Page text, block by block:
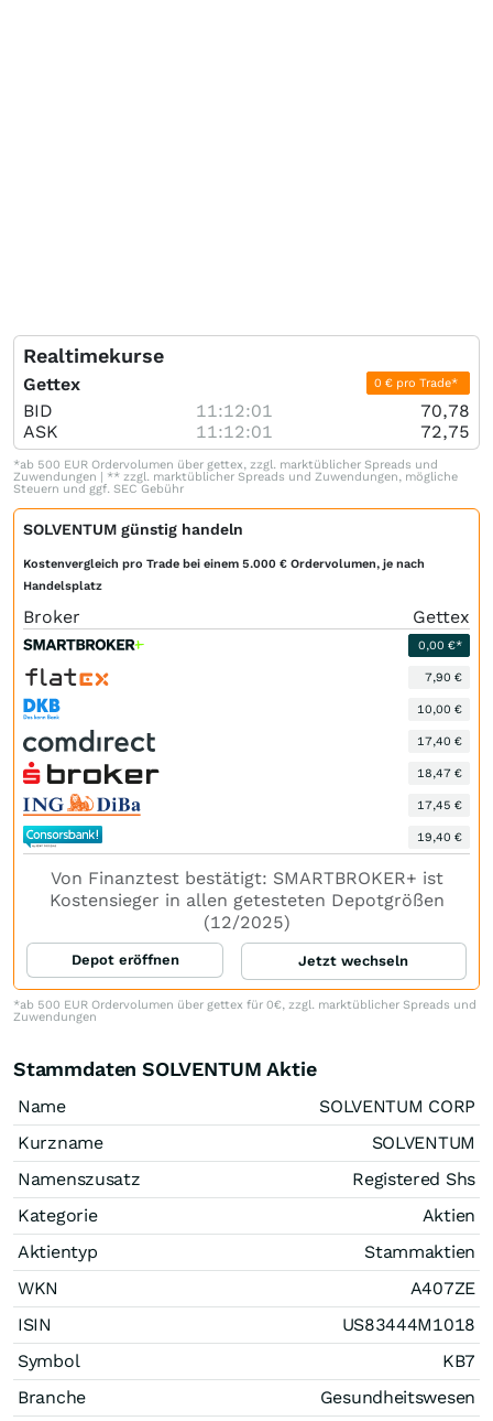
Realtimekurse
Gettex 0 € pro Trade*
BID 11:12:01
70,78
ASK
11:12:01 72,75
*ab 500 EUR Ordervolumen über gettex, zzgl. marktüblicher Spreads und
Zuwendungen | ** zzgl. marktüblicher Spreads und Zuwendungen, mögliche
Steuern und ggf. SEC Gebühr
SOLVENTUM günstig handeln
Kostenvergleich pro Trade bei einem 5.000 € Ordervolumen, je nach
Handelsplatz
Broker Gettex
0,00 €*
7,90 €
10,00 €
17,40 €
18,47 €
17,45 €
19,40 €
Von Finanztest bestätigt: SMARTBROKER+ ist
Kostensieger in allen getesteten Depotgrößen
(12/2025)
Depot eröffnen Jetzt wechseln
*ab 500 EUR Ordervolumen über gettex für 0€, zzgl. marktüblicher Spreads und
Zuwendungen
Stammdaten SOLVENTUM Aktie
Name
SOLVENTUM CORP
Kurzname
SOLVENTUM
Namenszusatz
Registered Shs
Kategorie
Aktien
Aktientyp
Stammaktien
WKN
A407ZE
ISIN
US83444M1018
Symbol
KB7
Branche
Gesundheitswesen